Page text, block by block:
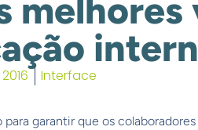
melhores
Interface
garantir que os